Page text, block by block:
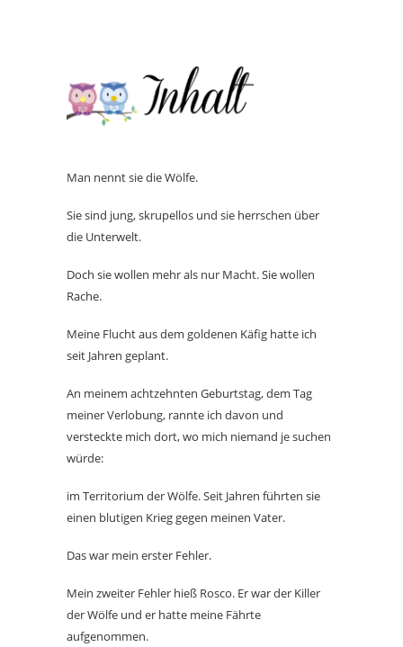
Man nennt sie die Wölfe.
Sie sind jung, skrupellos und sie herrschen über
die Unterwelt.
Doch sie wollen mehr als nur Macht. Sie wollen
Rache.
Meine Flucht aus dem goldenen Käfig hatte ich
seit Jahren geplant.
An meinem achtzehnten Geburtstag, dem Tag
meiner Verlobung, rannte ich davon und
versteckte mich dort, wo mich niemand je suchen
würde:
im Territorium der Wölfe. Seit Jahren führten sie
einen blutigen Krieg gegen meinen Vater.
Das war mein erster Fehler.
Mein zweiter Fehler hieß Rosco. Er war der Killer
der Wölfe und er hatte meine Fährte
aufgenommen.